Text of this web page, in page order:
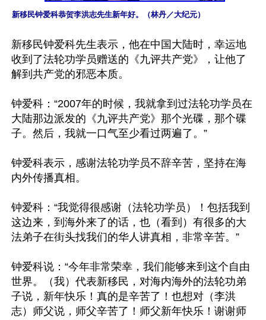
新移民钟爱科恭贺李洪志先生新年好。（林丹／大纪元）
新移民钟爱科先生表示，他在中国大陆时，幸运地
收到了法轮功学员赠送的《九评共产党》，让他了
解到共产党的邪恶本质。
钟爱科：“2007年的时候，我就拿到过法轮功学员在
大陆那边派发的《九评共产党》那个光碟，那个碟
子。然后，我就一口气至少看过两遍了。”
钟爱科表示，感谢法轮功学员不辞辛苦，坚持在海
内外传播真相。
钟爱科：“我觉得很感谢（法轮功学员）！包括我到
这边来，到海外来了的话，也（看到）有很多的大
法弟子在街头找我们的华人讲真相，非常辛苦。”
钟爱科说：“今年非常荣幸，我们能够来到这个自由
世界。（我）代表新移民，对海内海外的法轮功弟
子说，新年快乐！真的是辛苦了！也想对（李洪
志）师父说，师父辛苦了！师父新年快乐！谢谢师